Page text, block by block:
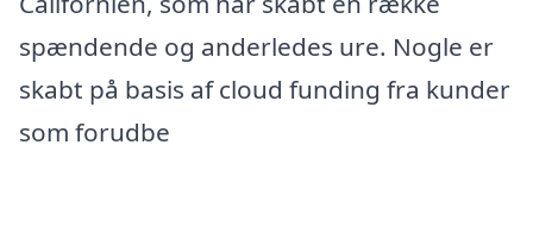
spændende og anderledes ure. Nogle er
skabt på basis af cloud funding fra kunder
som forudbe